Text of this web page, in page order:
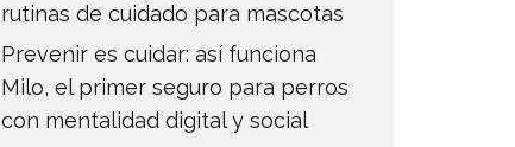
rutinas de cuidado para mascotas
Prevenir es cuidar: así funciona
Milo, el primer seguro para perros
con mentalidad digital y social